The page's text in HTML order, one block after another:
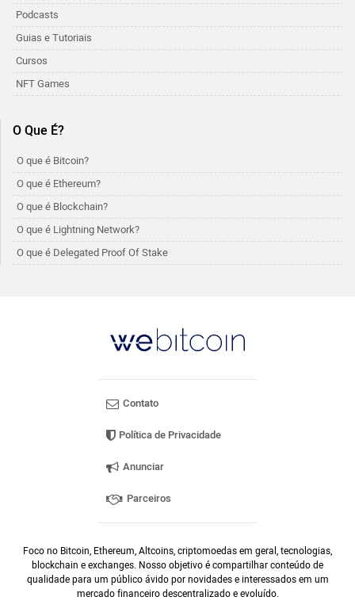
Podcasts
Guias e Tutoriais
Cursos
NFT Games
O Que É?
O que é Bitcoin?
O que é Ethereum?
O que é Blockchain?
O que é Lightning Network?
O que é Delegated Proof Of Stake
Contato
Política de Privacidade
Anunciar
Parceiros
Foco no Bitcoin, Ethereum, Altcoins, criptomoedas em geral, tecnologias,
blockchain e exchanges. Nosso objetivo é compartilhar conteúdo de
qualidade para um público ávido por novidades e interessados em um
mercado financeiro descentralizado e evoluído.